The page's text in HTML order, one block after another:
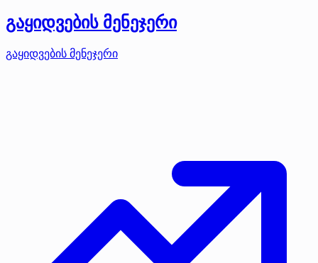
გაყიდვების მენეჯერი
გაყიდვების მენეჯერი